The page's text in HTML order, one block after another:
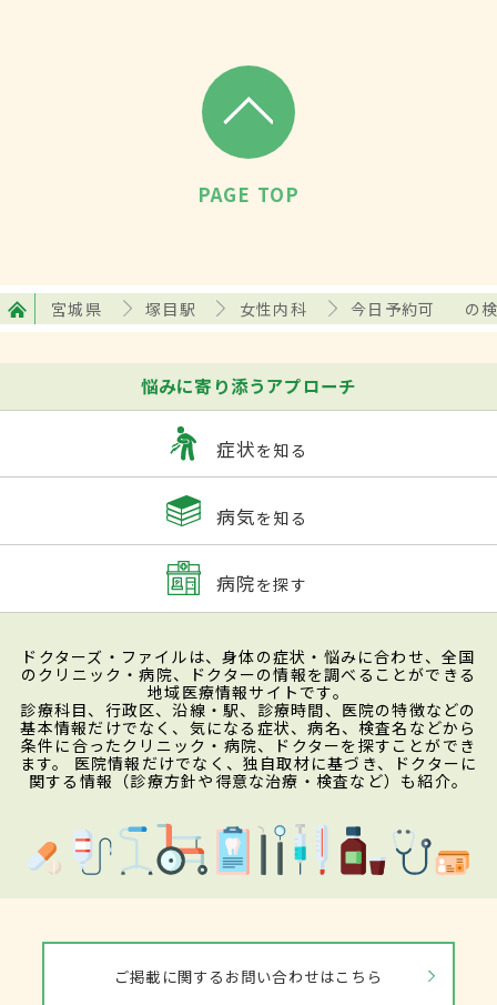
PAGE TOP
宮城県 塚目駅 女性内科 今日予約可 の
悩みに寄り添うアプローチ
症状を知る
病気を知る
病院を探す
ドクターズ・ファイルは、身体の症状・悩みに合わせ、全国
のクリニック・病院、ドクターの情報を調べることができる
地域医療情報サイトです。
診療科目、行政区、沿線・駅、診療時間、医院の特徴などの
基本情報だけでなく、気になる症状、病名、検査名などから
条件に合ったクリニック・病院、ドクターを探すことができ
ます。 医院情報だけでなく、独自取材に基づき、ドクターに
関する情報（診療方針や得意な治療・検査など）も紹介。
ご掲載に関するお問い合わせはこちら